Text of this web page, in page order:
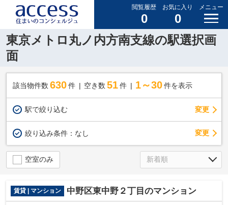
閲覧履歴
0
お気に入り
0
メニュー
東京メトロ丸ノ内方南支線の駅選択画
面
該当物件数 630件 空き数 51 件 1～30 件を表示
駅で絞り込む 変更
絞り込み条件： なし 変更
空室のみ
賃貸 | マンション 中野区東中野２丁目のマンション